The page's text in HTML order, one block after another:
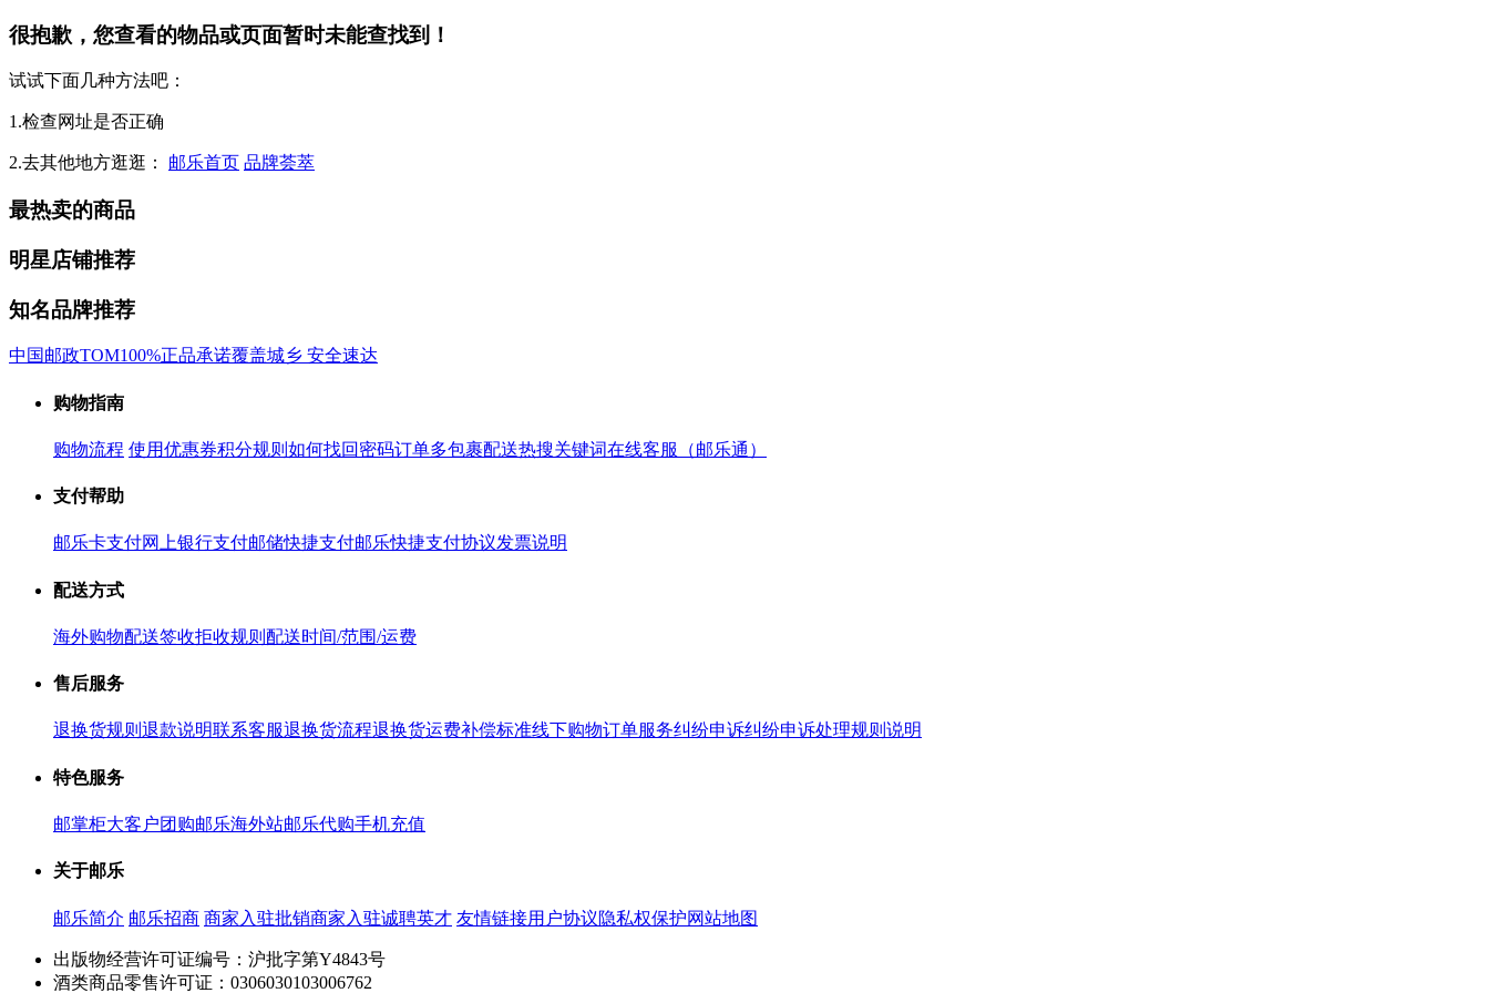
很抱歉，您查看的物品或页面暂时未能查找到！
试试下面几种方法吧：
1.检查网址是否正确
2.去其他地方逛逛： 邮乐首页 品牌荟萃
最热卖的商品
明星店铺推荐
知名品牌推荐
中国邮政TOM100%正品承诺覆盖城乡 安全速达
购物指南
购物流程 使用优惠券积分规则 如何找回密码订单多包裹配送热搜关键词在线客服（邮乐通）
支付帮助
邮乐卡支付网上银行支付邮储快捷支付邮乐快捷支付协议发票说明
配送方式
海外购物配送签收拒收规则 配送时间/范围/运费
售后服务
退换货规则 退款说明联系客服退换货流程退换货运费补偿标准线下购物订单服务纠纷申诉纠纷申诉处理规则说明
特色服务
邮掌柜大客户团购邮乐海外站邮乐代购手机充值
关于邮乐
邮乐简介 邮乐招商 商家入驻批销商家入驻诚聘英才 友情链接用户协议隐私权保护网站地图
出版物经营许可证编号：沪批字第Y4843号
酒类商品零售许可证：0306030103006762